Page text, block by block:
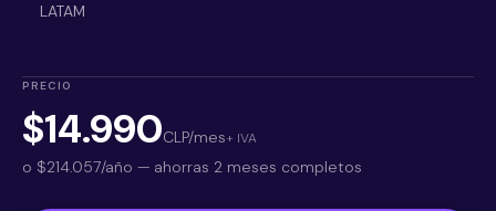
LATAM
PRECIO
$14.990CLP/mes+ IVA
o $214.057/año — ahorras 2 meses completos